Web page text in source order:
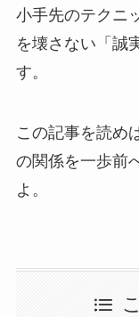
小手先のテクニ
を壊さない「誠
す。
この記事を読め
の関係を一歩前
よ。